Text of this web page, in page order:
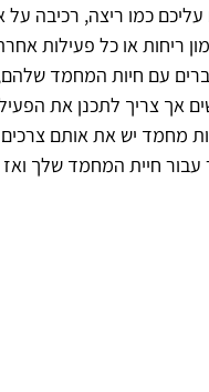
כמו ריצה, רכיבה על
ריחות או כל פעילות
דברים עם חיות המחמד
אך צריך לתכנן את
יש את אותם צרכים
חיית המחמד שלך